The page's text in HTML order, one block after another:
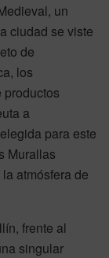
un
ciudad se viste
de
los
productos
a
para este
Murallas
atmósfera de
frente al
singular